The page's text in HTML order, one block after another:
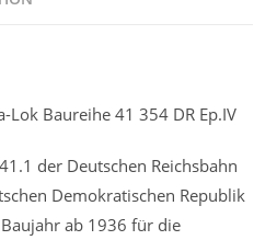
Baureihe 41 354 DR Ep.IV
der Deutschen Reichsbahn
Demokratischen Republik
ab 1936 für die